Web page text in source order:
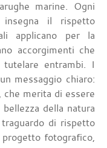
marine. Ogni
insegna il rispetto
applicano per la
accorgimenti che
tutelare entrambi. I
messaggio chiaro:
merita di essere
della natura
di rispetto
fotografico,